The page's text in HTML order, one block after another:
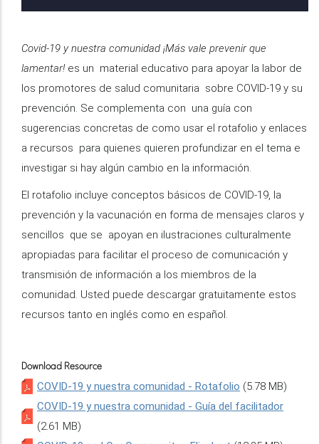
Covid-19 y nuestra comunidad ¡Más vale prevenir que
lamentar! es un material educativo para apoyar la labor de
los promotores de salud comunitaria sobre COVID-19 y su
prevención. Se complementa con una guía con
sugerencias concretas de como usar el rotafolio y enlaces
a recursos para quienes quieren profundizar en el tema e
investigar si hay algún cambio en la información.
El rotafolio incluye conceptos básicos de COVID-19, la
prevención y la vacunación en forma de mensajes claros y
sencillos que se apoyan en ilustraciones culturalmente
apropiadas para facilitar el proceso de comunicación y
transmisión de información a los miembros de la
comunidad. Usted puede descargar gratuitamente estos
recursos tanto en inglés como en español.
Download Resource
COVID-19 y nuestra comunidad - Rotafolio (5.78 MB)
COVID-19 y nuestra comunidad - Guía del facilitador
(2.61 MB)